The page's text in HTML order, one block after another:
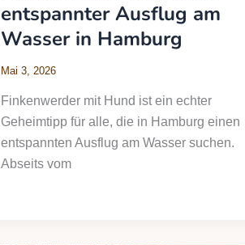
entspannter Ausflug am
Wasser in Hamburg
Mai 3, 2026
Finkenwerder mit Hund ist ein echter
Geheimtipp für alle, die in Hamburg einen
entspannten Ausflug am Wasser suchen.
Abseits vom